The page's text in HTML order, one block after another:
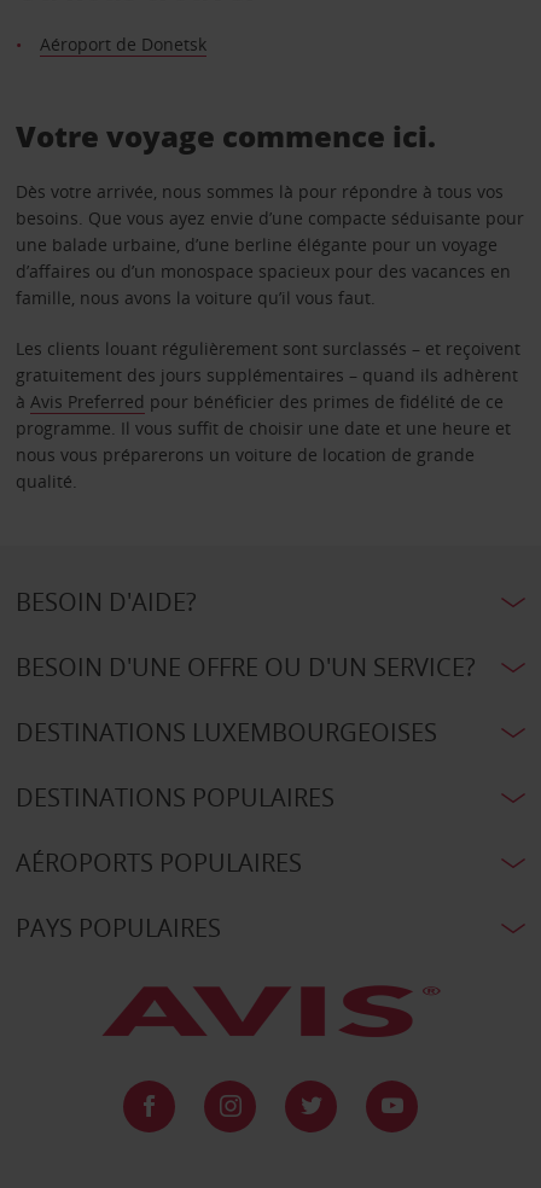
Aéroport de Donetsk
Votre voyage commence ici.
Dès votre arrivée, nous sommes là pour répondre à tous vos
besoins. Que vous ayez envie d’une compacte séduisante pour
une balade urbaine, d’une berline élégante pour un voyage
d’affaires ou d’un monospace spacieux pour des vacances en
famille, nous avons la voiture qu’il vous faut.
Les clients louant régulièrement sont surclassés – et reçoivent
gratuitement des jours supplémentaires – quand ils adhèrent
à Avis Preferred pour bénéficier des primes de fidélité de ce
programme. Il vous suffit de choisir une date et une heure et
nous vous préparerons un voiture de location de grande
qualité.
BESOIN D'AIDE?
BESOIN D'UNE OFFRE OU D'UN SERVICE?
DESTINATIONS LUXEMBOURGEOISES
DESTINATIONS POPULAIRES
AÉROPORTS POPULAIRES
PAYS POPULAIRES